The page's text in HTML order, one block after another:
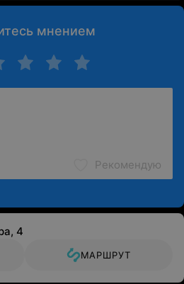
мнением
Рекомендую
4
МАРШРУТ